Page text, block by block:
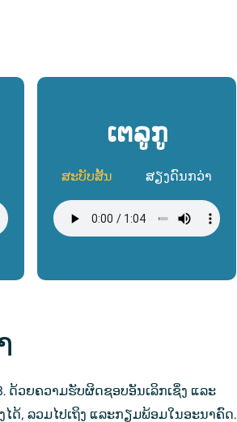
ເຕລູກູ
ສະບັບສັ້ນ
ສຽງດົນກວ່າ
ໄຟລ໌ສຽງ
ດ້ວຍຄວາມຮັບຜິດຊອບອັນເລິກເຊິ່ງ ແລະ
ດ້, ລວມໄປເຖິງ ແລະກຽມພ້ອມໃນອະນາຄົດ.